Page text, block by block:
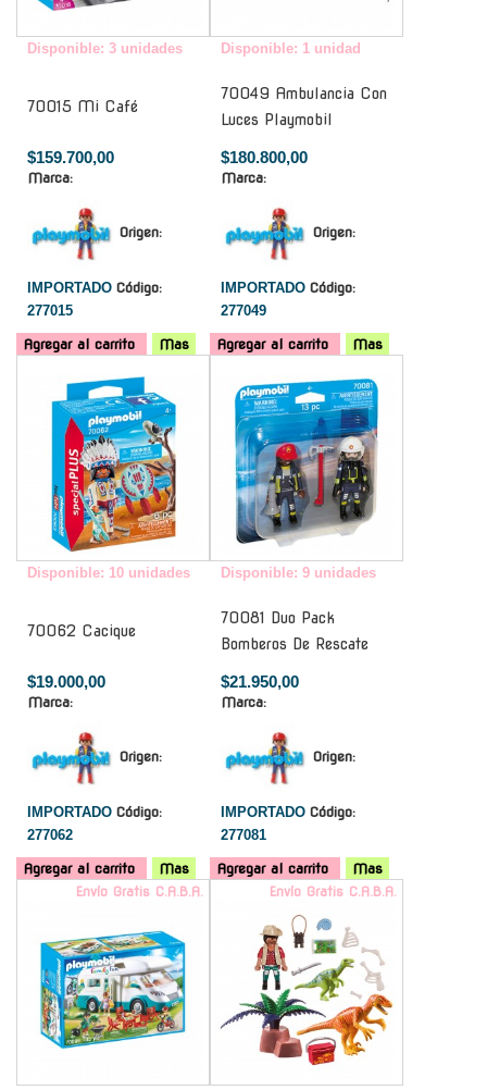
Disponible: 3 unidades
70015 Mi Café
$159.700,00
Marca:
Origen:
IMPORTADO Código:
277015
Agregar al carrito Mas
Disponible: 1 unidad
70049 Ambulancia Con
Luces Playmobil
$180.800,00
Marca:
Origen:
IMPORTADO Código:
277049
Agregar al carrito
Mas
Disponible: 10 unidades
70062 Cacique
$19.000,00
Marca:
Origen:
IMPORTADO Código:
277062
Agregar al carrito Mas
Disponible: 9 unidades
70081 Duo Pack
Bomberos De Rescate
$21.950,00
Marca:
Origen:
IMPORTADO Código:
277081
Agregar al carrito
Mas
Envío Gratis C.A.B.A.
Envío Gratis C.A.B.A.